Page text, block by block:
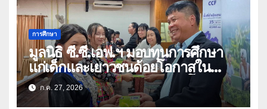
การศึกษา
มูลนิธิ ซี.ซี.เอฟ.ฯ มอบทุนการศึกษา
แก่เด็กและเยาวชนด้อยโอกาสใน
จังหวัดเชียงราย-พะเยา สร้างโอกาส
ทางการศึกษา
ก.ค. 27, 2026